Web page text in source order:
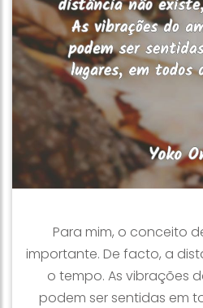
Para mim, o conceito
importante. De facto, a
o tempo. As vibrações
podem ser sentidas em